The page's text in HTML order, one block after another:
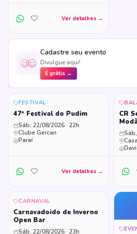
Ver detalhes →
Cadastre seu evento
Divulgue aqui!
É grátis →
FESTIVAL
47º Festival do Pudim
Sáb, 22/08/2026 · 22h
Clube Gercan
Paraí
Ver detalhes →
CR
CARNAVAL
Carnavadoido de Inverno
Open Bar
Sáb, 22/08/2026 · 23h